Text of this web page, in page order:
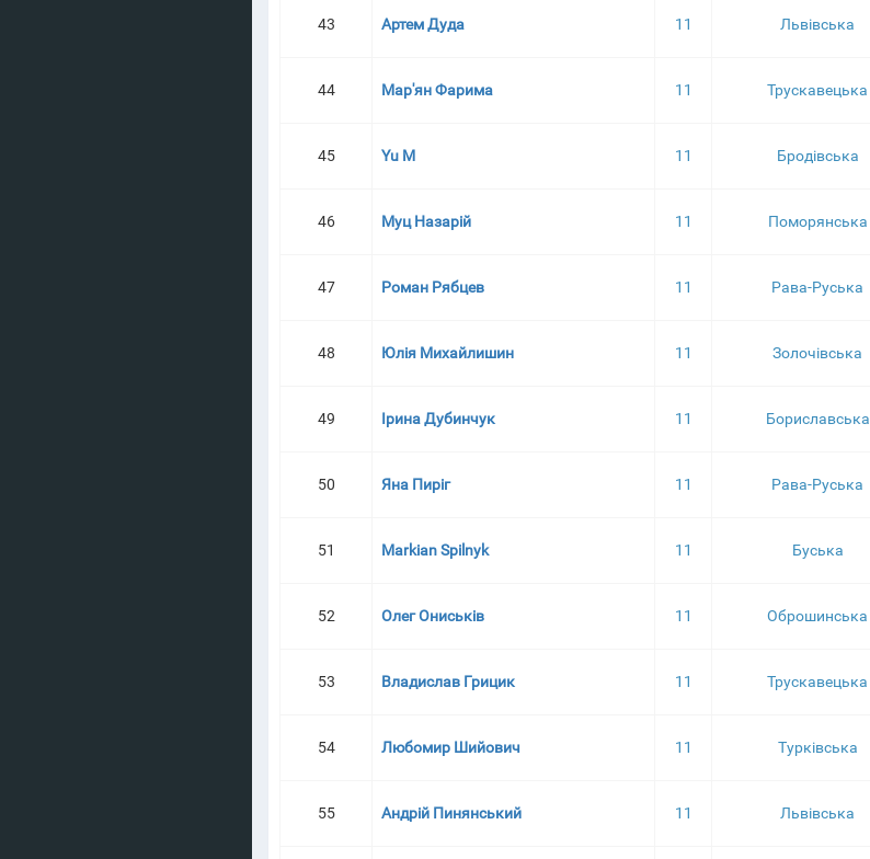
43 Артем Дуда 11 Львівська
44 Мар'ян Фарима 11 Трускавецька
45 Yu M 11 Бродівська
46 Муц Назарій 11 Поморянська
47 Роман Рябцев 11 Рава-Руська
48 Юлія Михайлишин 11 Золочівська
49 Ірина Дубинчук 11 Бориславська
50 Яна Пиріг 11 Рава-Руська
51 Markian Spilnyk 11 Буська
52 Олег Ониськів 11 Оброшинська
53 Владислав Грицик 11 Трускавецька
54 Любомир Шийович 11 Турківська
55 Андрій Пинянський 11 Львівська